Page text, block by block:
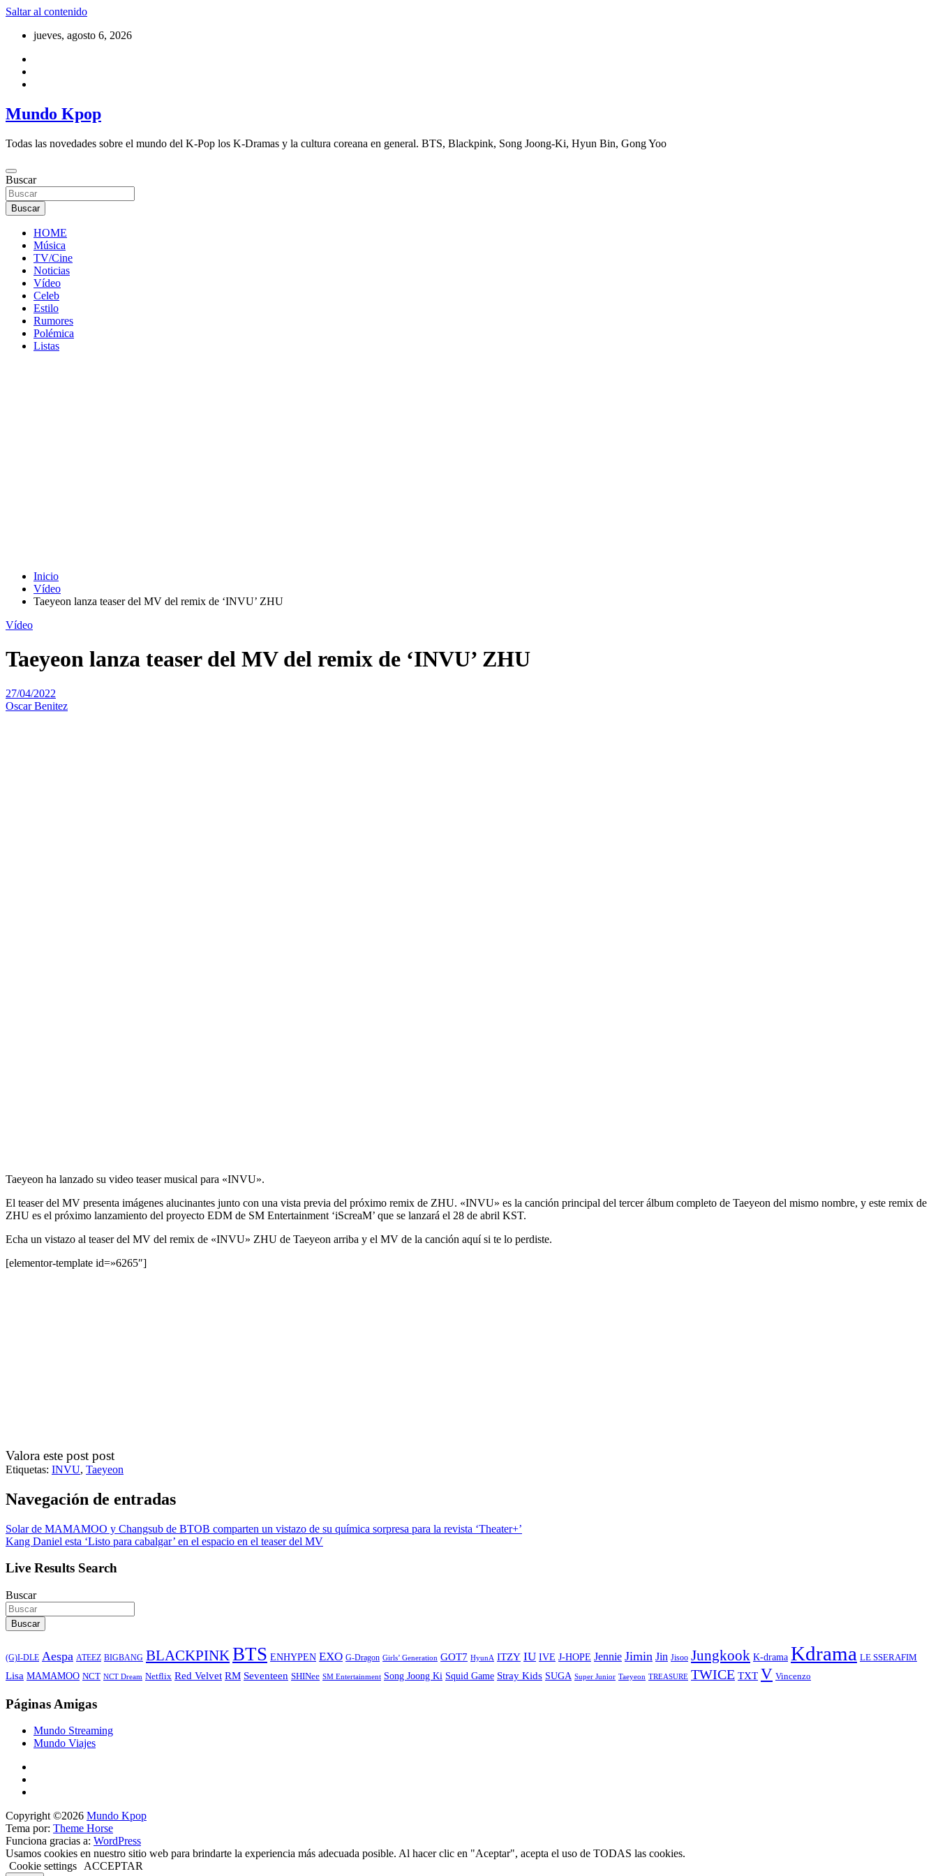
Saltar al contenido
jueves, agosto 6, 2026
Mundo Kpop
Todas las novedades sobre el mundo del K-Pop los K-Dramas y la cultura coreana en general. BTS, Blackpink, Song Joong-Ki, Hyun Bin, Gong Yoo
Buscar
Buscar
HOME
Música
TV/Cine
Noticias
Vídeo
Celeb
Estilo
Rumores
Polémica
Listas
Inicio
Vídeo
Taeyeon lanza teaser del MV del remix de ‘INVU’ ZHU
Vídeo
Taeyeon lanza teaser del MV del remix de ‘INVU’ ZHU
27/04/2022
Oscar Benitez
Taeyeon ha lanzado su video teaser musical para «INVU».
El teaser del MV presenta imágenes alucinantes junto con una vista previa del próximo remix de ZHU. «INVU» es la canción principal del tercer álbum completo de Taeyeon del mismo nombre, y este remix de
ZHU es el próximo lanzamiento del proyecto EDM de SM Entertainment ‘iScreaM’ que se lanzará el 28 de abril KST.
Echa un vistazo al teaser del MV del remix de «INVU» ZHU de Taeyeon arriba y el MV de la canción aquí si te lo perdiste.
[elementor-template id=»6265″]
Valora este post post
Etiquetas: INVU, Taeyeon
Navegación de entradas
Solar de MAMAMOO y Changsub de BTOB comparten un vistazo de su química sorpresa para la revista ‘Theater+’
Kang Daniel esta ‘Listo para cabalgar’ en el espacio en el teaser del MV
Live Results Search
Buscar
Buscar
(G)I-DLE Aespa ATEEZ BIGBANG BLACKPINKBTS ENHYPEN EXO G-Dragon Girls’ Generation GOT7 HyunA ITZY IU IVE J-HOPE Jennie Jimin Jin Jisoo Jungkook K-drama Kdrama LE SSERAFIM
Lisa MAMAMOO NCT NCT Dream Netflix Red Velvet RM Seventeen SHINee SM Entertainment Song Joong Ki Squid Game Stray Kids SUGA Super Junior Taeyeon TREASURE TWICE TXT V Vincenzo
Páginas Amigas
Mundo Streaming
Mundo Viajes
Copyright ©2026 Mundo Kpop
Tema por: Theme Horse
Funciona gracias a: WordPress
Usamos cookies en nuestro sitio web para brindarte la experiencia más adecuada posible. Al hacer clic en "Aceptar", acepta el uso de TODAS las cookies.
Cookie settings
ACCEPTAR